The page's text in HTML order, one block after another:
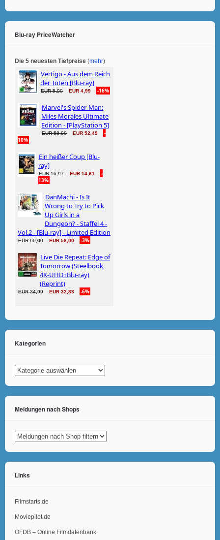
Blu-ray PriceWatcher
Die 5 neuesten Tiefpreise (mehr)
Kategorien
Kategorien
Meldungen nach Shops
Links
Filmstarts.de
Moviepilot.de
OFDB – Online Filmdatenbank